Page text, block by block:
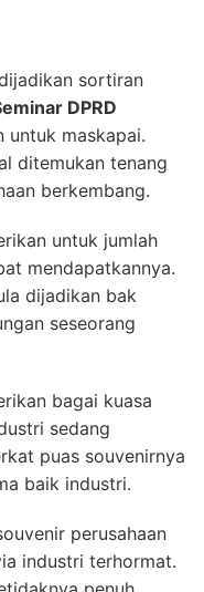
sortiran
DPRD
untuk maskapai.
ditemukan tenang
berkembang.
untuk jumlah
mendapatkannya.
dijadikan bak
seseorang
bagai kuasa
sedang
puas souvenirnya
baik industri.
perusahaan
industri terhormat.